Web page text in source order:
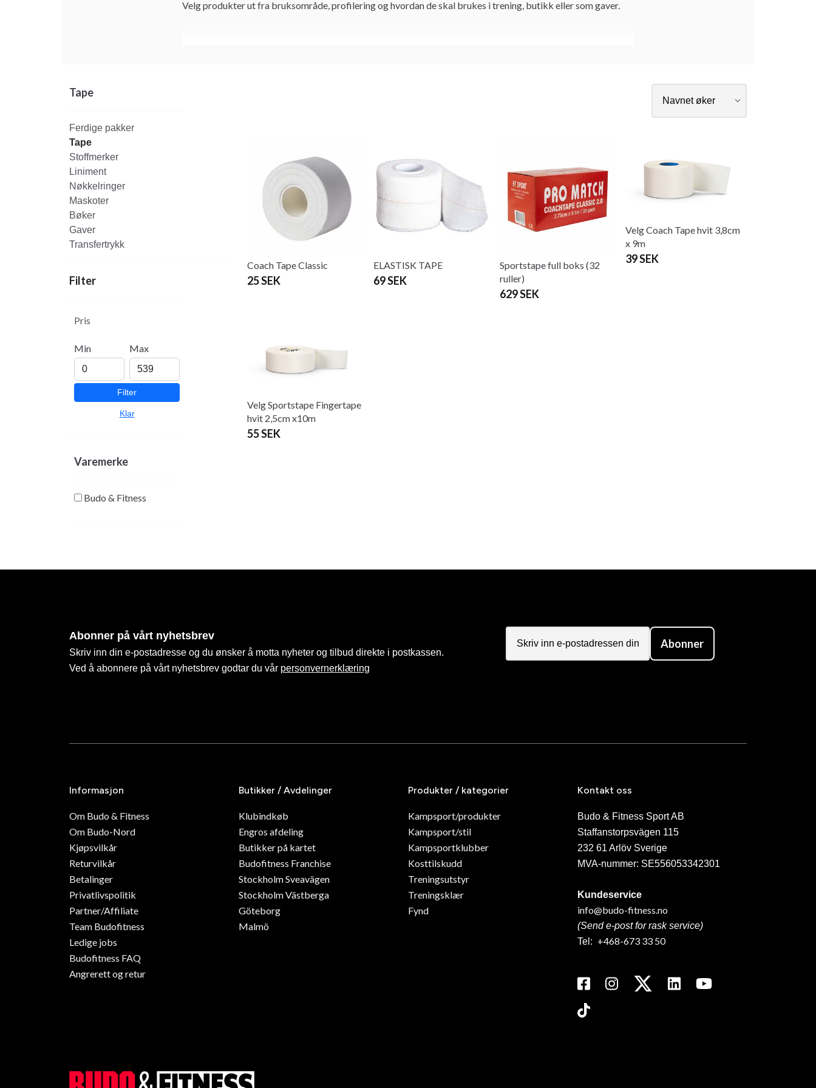
Velg produkter ut fra bruksområde, profilering og hvordan de skal brukes i trening, butikk eller som gaver.
Tape
Ferdige pakker
Tape
Stoffmerker
Liniment
Nøkkelringer
Maskoter
Bøker
Gaver
Transfertrykk
Filter
Pris
Min Max
Filter
Klar
Varemerke
Budo & Fitness
Coach Tape Classic
25 SEK
ELASTISK TAPE
69 SEK
Sportstape full boks (32
ruller)
629 SEK
Velg Coach Tape hvit 3,8cm
x 9m
39 SEK
Velg Sportstape Fingertape
hvit 2,5cm x10m
55 SEK
Abonner på vårt nyhetsbrev
Skriv inn din e-postadresse og du ønsker å motta nyheter og tilbud direkte i postkassen.
Ved å abonnere på vårt nyhetsbrev godtar du vår personvernerklæring
Abonner
Informasjon
Om Budo & Fitness
Om Budo-Nord
Kjøpsvilkår
Returvilkår
Betalinger
Privatlivspolitik
Partner/Affiliate
Team Budofitness
Ledige jobs
Budofitness FAQ
Angrerett og retur
Butikker / Avdelinger
Klubindkøb
Engros afdeling
Butikker på kartet
Budofitness Franchise
Stockholm Sveavägen
Stockholm Västberga
Göteborg
Malmö
Produkter / kategorier
Kampsport/produkter
Kampsport/stil
Kampsportklubber
Kosttilskudd
Treningsutstyr
Treningsklær
Fynd
Kontakt oss
Budo & Fitness Sport AB
Staffanstorpsvägen 115
232 61 Arlöv Sverige
MVA-nummer: SE556053342301
Kundeservice
info@budo-fitness.no
(Send e-post for rask service)
Tel: +468-673 33 50